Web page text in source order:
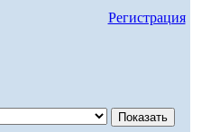
Регистрация